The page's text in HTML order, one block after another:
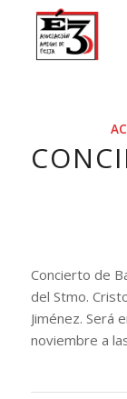
Concierto de
del Stmo.
Jiménez. Será
noviembre a